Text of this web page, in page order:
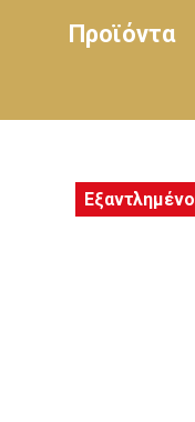
Προϊόντα
Εξαντλημένο